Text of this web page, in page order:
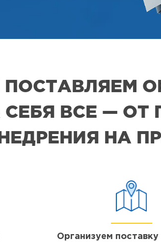
ПОСТАВЛЯЕМ
СЕБЯ ВСЕ —
НА
Организуем поставку